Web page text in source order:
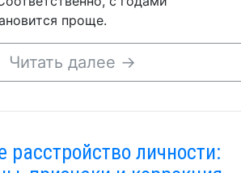
проще.
Читать далее →
личности: